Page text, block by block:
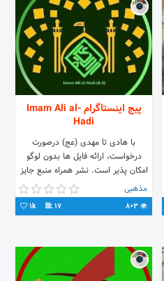
پیج اینستاگرام Imam Ali al-
Hadi
با هادی تا مهدی (عج) درصورت
درخواست، ارائه فایل ها بدون لوگو
امکان پذیر است. نشر همراه منبع جایز
مذهبی
17
1k